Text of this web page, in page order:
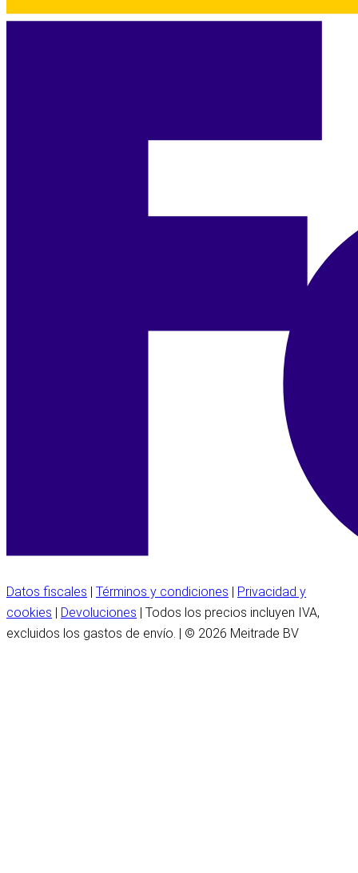
Datos fiscales Términos y condiciones
Privacidad y
cookies
Devoluciones | Todos los precios incluyen IVA,
excluidos los gastos de envío. | © 2026 Meitrade BV